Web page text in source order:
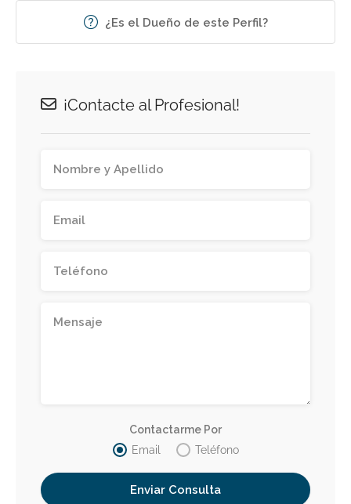
¿Es el Dueño de este Perfil?
¡Contacte al Profesional!
Contactarme Por
Email
Teléfono